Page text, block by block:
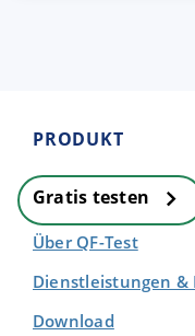
PRODUKT
Gratis testen
Über QF-Test
Dienstleistungen &
Download